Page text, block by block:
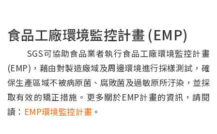
食品工廠環境監控計畫 (EMP)
SGS可協助食品業者執行食品工廠環境監控計畫
(EMP)，藉由對製造廠域及周邊環境進行採樣測試，確
保生產區域不被病原菌、腐敗菌及過敏原所汙染，並採
取有效的矯正措施。更多關於EMP計畫的資訊，請閱
讀： EMP環境監控計畫 。